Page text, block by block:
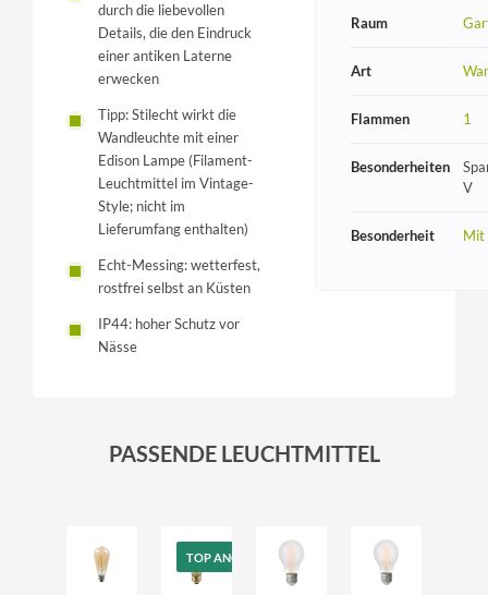
durch die liebevollen
Details, die den Eindruck
einer antiken Laterne
erwecken
Tipp: Stilecht wirkt die
Wandleuchte mit einer
Edison Lampe (Filament-
Leuchtmittel im Vintage-
Style; nicht im
Lieferumfang enthalten)
Echt-Messing: wetterfest,
rostfrei selbst an Küsten
IP44: hoher Schutz vor
Nässe
Raum
Art
Flammen 1
Besonderheiten
V
Besonderheit Mit
PASSENDE LEUCHTMITTEL
TOP ANGEBOT